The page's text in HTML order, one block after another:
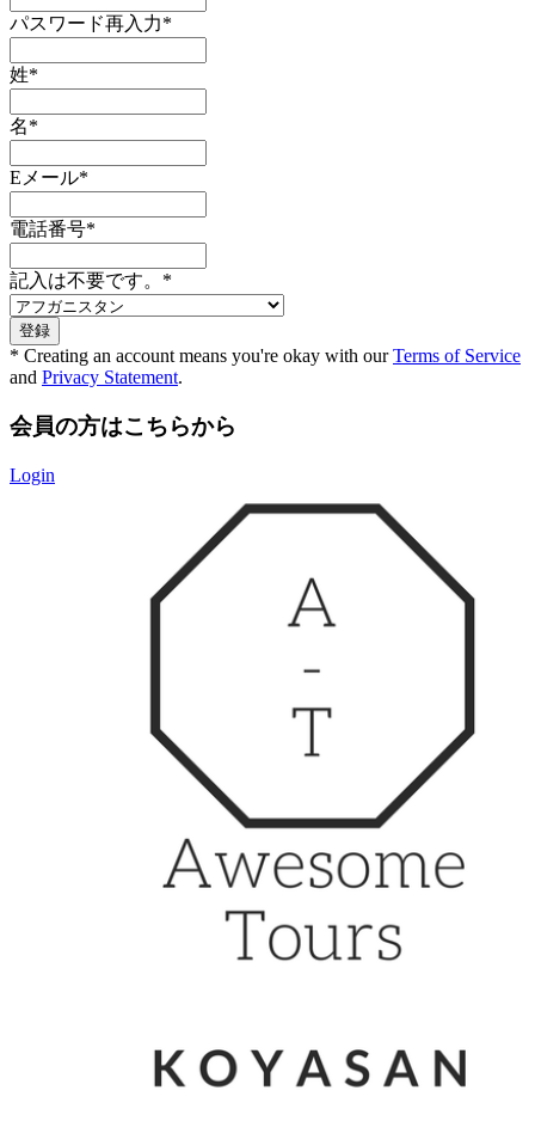
パスワード再入力*
姓*
名*
Eメール*
電話番号*
記入は不要です。 *
* Creating an account means you're okay with ourTerms of Service
and Privacy Statement.
会員の方はこちらから
Login